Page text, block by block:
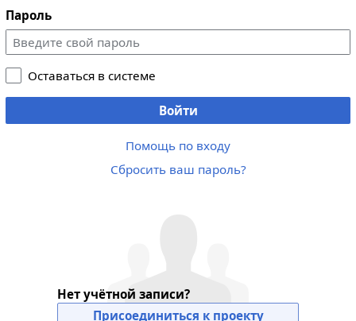
Пароль
Оставаться в системе
Войти
Помощь по входу
Сбросить ваш пароль?
Нет учётной записи?
Присоединиться к проекту